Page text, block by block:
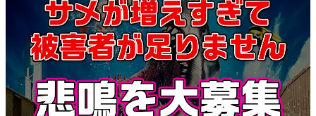
です。
ゲームが変えた日本語
「経験値」「裏技」「ラスボス」… ゲームにまつわる言葉
の起源や用法の変遷を、コンピューター文化史研究家・タ
イニーP氏が徹底調査。
カテゴリ